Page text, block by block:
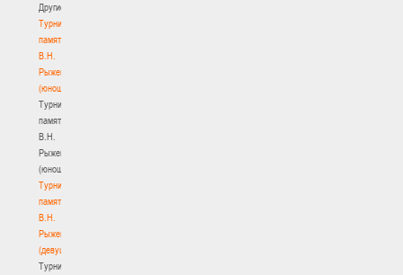
Другие
Турнир
памяти
В.Н.
Рыженкова
(юноши)
Турнир
памяти
В.Н.
Рыженкова
(юноши)
Турнир
памяти
В.Н.
Рыженкова
(девушки)
Турнир